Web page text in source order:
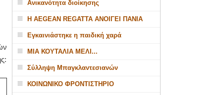
Ανικανότητα διοίκησης
Η AEGEAN REGATTA ΑΝΟΙΓΕΙ ΠΑΝΙΑ
Εγκαινιάστηκε η παιδική χαρά
ΜΙΑ ΚΟΥΤΑΛΙΑ ΜΕΛΙ...
Σύλληψη Μπαγκλαντεσιανών
ΚΟΙΝΩΝΙΚΟ ΦΡΟΝΤΙΣΤΗΡΙΟ